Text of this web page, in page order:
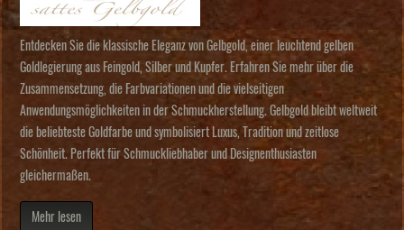
Entdecken Sie die klassische Eleganz von Gelbgold, einer leuchtend gelben
Goldlegierung aus Feingold, Silber und Kupfer. Erfahren Sie mehr über die
Zusammensetzung, die Farbvariationen und die vielseitigen
Anwendungsmöglichkeiten in der Schmuckherstellung. Gelbgold bleibt weltweit
die beliebteste Goldfarbe und symbolisiert Luxus, Tradition und zeitlose
Schönheit. Perfekt für Schmuckliebhaber und Designenthusiasten
gleichermaßen.
Mehr lesen